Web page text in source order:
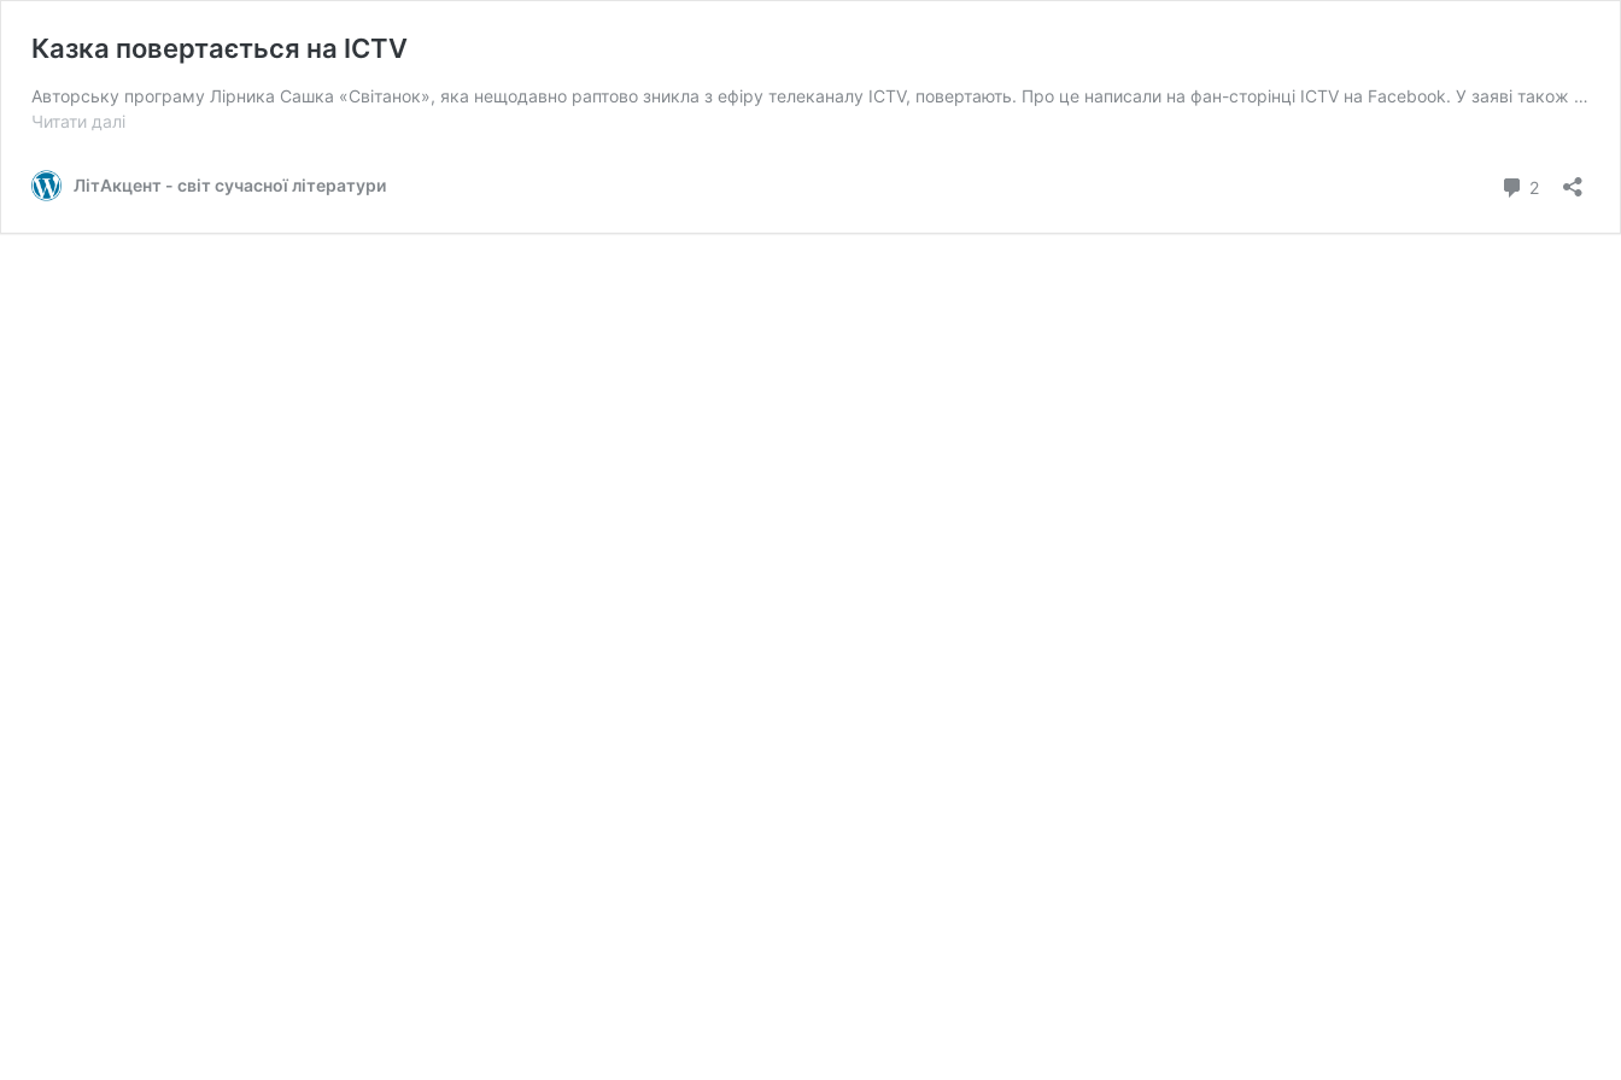
Казка повертається на ICTV
Авторську програму Лірника Сашка «Світанок», яка нещодавно раптово зникла з ефіру телеканалу ICTV, повертають. Про це написали на фан-сторінці ICTV на Facebook. У заяві також …
Читати даліКазка
ICTV
ЛітАкцент - світ сучасної літератури 2коментарі